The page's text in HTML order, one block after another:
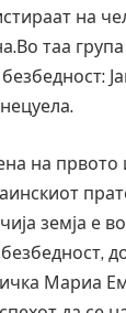
на
таа
на првото
земја е
Мариа